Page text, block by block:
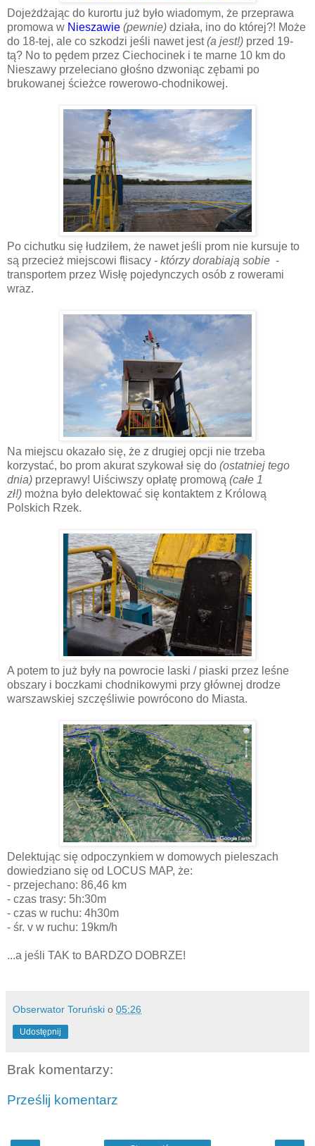
Dojeżdżając do kurortu już było wiadomym, że przeprawa
promowa w Nieszawie (pewnie) działa, ino do której?! Może
do 18-tej, ale co szkodzi jeśli nawet jest(a jest!) przed 19-
tą? No to pędem przez Ciechocinek i te marne 10 km do
Nieszawy przeleciano głośno dzwoniąc zębami po
brukowanej ścieżce rowerowo-chodnikowej.
Po cichutku się łudziłem, że nawet jeśli prom nie kursuje to
są przecież miejscowi flisacy - którzy dorabiają sobie -
transportem przez Wisłę pojedynczych osób z rowerami
wraz.
Na miejscu okazało się, że z drugiej opcji nie trzeba
korzystać, bo prom akurat szykował się do (ostatniej tego
dnia) przeprawy! Uiściwszy opłatę promową (całe 1
zł!) można było delektować się kontaktem z Królową
Polskich Rzek.
A potem to już były na powrocie laski / piaski przez leśne
obszary i boczkami chodnikowymi przy głównej drodze
warszawskiej szczęśliwie powrócono do Miasta.
Delektując się odpoczynkiem w domowych pieleszach
dowiedziano się od LOCUS MAP, że:
- przejechano: 86,46 km
- czas trasy: 5h:30m
- czas w ruchu: 4h30m
- śr. v w ruchu: 19km/h
...a jeśli TAK to BARDZO DOBRZE!
Obserwator Toruński o 05:26
Udostępnij
Brak komentarzy:
Prześlij komentarz